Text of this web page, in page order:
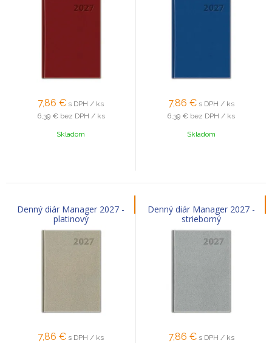
7,86 € s DPH / ks
6,39 € bez DPH / ks
Skladom
7,86 € s DPH / ks
6,39 € bez DPH / ks
Skladom
Denný diár Manager 2027 -
platinový
7,86 € s DPH / ks
Denný diár Manager 2027 -
strieborný
7,86 € s DPH / ks